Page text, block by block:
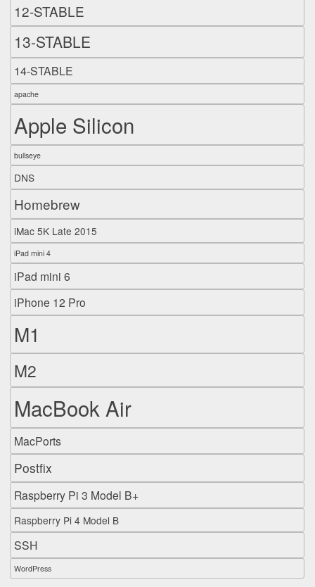
12-STABLE
13-STABLE
14-STABLE
apache
Apple Silicon
bullseye
DNS
Homebrew
iMac 5K Late 2015
iPad mini 4
iPad mini 6
iPhone 12 Pro
M1
M2
MacBook Air
MacPorts
Postfix
Raspberry Pi 3 Model B+
Raspberry Pi 4 Model B
SSH
WordPress